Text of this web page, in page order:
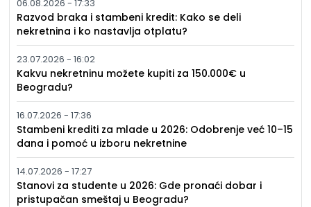
06.08.2026 - 17:33
Razvod braka i stambeni kredit: Kako se deli
nekretnina i ko nastavlja otplatu?
23.07.2026 - 16:02
Kakvu nekretninu možete kupiti za 150.000€ u
Beogradu?
16.07.2026 - 17:36
Stambeni krediti za mlade u 2026: Odobrenje već 10–15
dana i pomoć u izboru nekretnine
14.07.2026 - 17:27
Stanovi za studente u 2026: Gde pronaći dobar i
pristupačan smeštaj u Beogradu?